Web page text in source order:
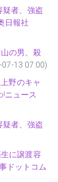
疑者、強盗
日報社
の男、殺
13 07:00)
野のキャ
ニュース
疑者、強盗
に譲渡容
ドットコム